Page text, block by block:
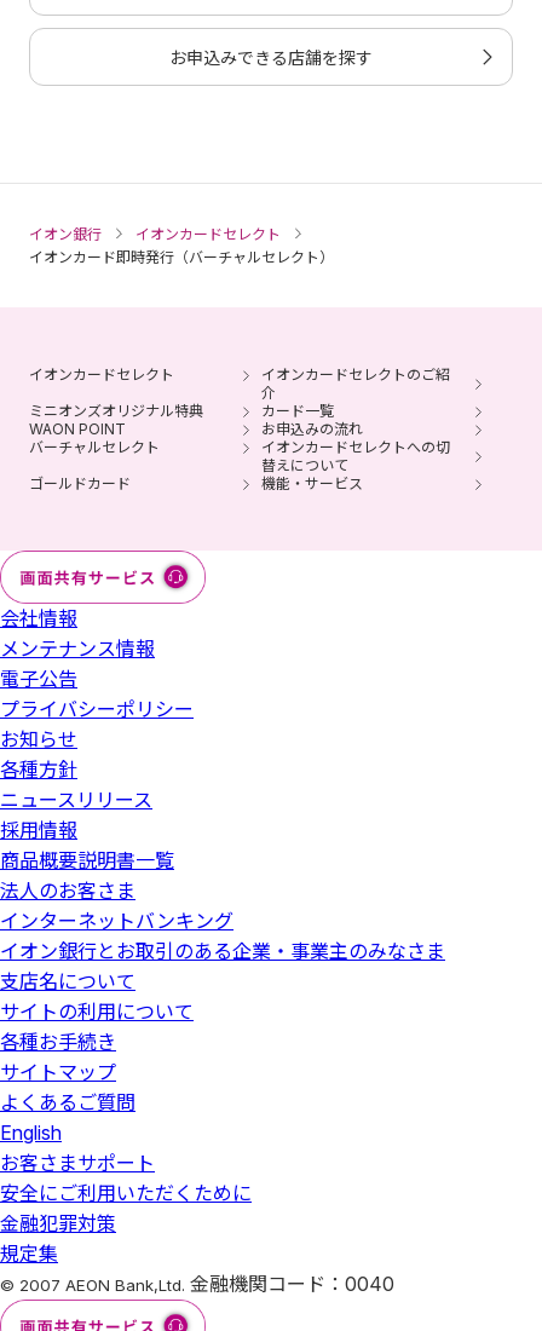
お申込みできる店舗を探す
イオン銀行
イオンカードセレクト
イオンカード即時発行（バーチャルセレクト）
イオンカードセレクト
イオンカードセレクトのご紹
介
ミニオンズオリジナル特典
カード一覧
WAON POINT
お申込みの流れ
バーチャルセレクト
イオンカードセレクトへの切
替えについて
ゴールドカード
機能・サービス
会社情報
メンテナンス情報
電子公告
プライバシーポリシー
お知らせ
各種方針
ニュースリリース
採用情報
商品概要説明書一覧
法人のお客さま
インターネットバンキング
イオン銀行とお取引のある企業・事業主のみなさま
支店名について
サイトの利用について
各種お手続き
サイトマップ
よくあるご質問
English
お客さまサポート
安全にご利用いただくために
金融犯罪対策
規定集
© 2007 AEON Bank,Ltd. 金融機関コード：0040